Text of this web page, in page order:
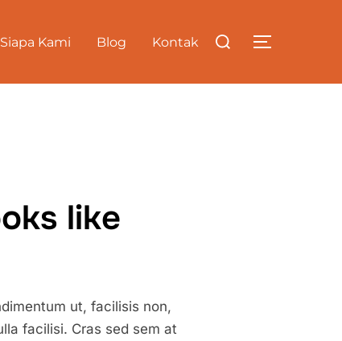
Siapa Kami Blog Kontak
Search
TOGGLE
like
ut, facilisis non,
facilisi. Cras sed sem at